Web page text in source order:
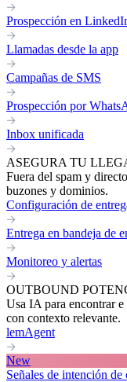
Prospección en
Llamadas desde la app
Campañas de SMS
Prospección por
Inbox unificada
ASEGURA TU
Fuera del spam y
buzones y dominios.
Configuración de
Entrega en bandeja de
Monitoreo y alertas
OUTBOUND
Usa IA para encontrar
con contexto relevante.
lemAgent
New
Señales de intención de